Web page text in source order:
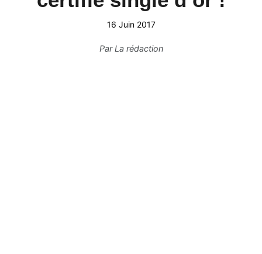
16 Juin 2017
ParLa rédaction